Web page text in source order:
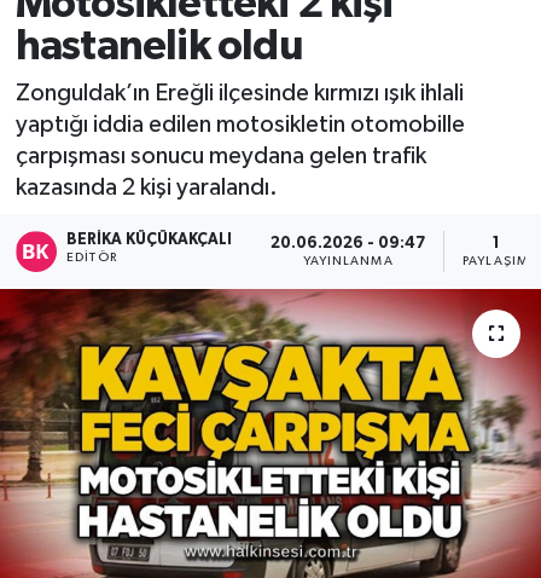
hastanelik oldu
Zonguldak’ın Ereğli ilçesinde kırmızı ışık ihlali
yaptığı iddia edilen motosikletin otomobille
çarpışması sonucu meydana gelen trafik
kazasında 2 kişi yaralandı.
BERIKA KÜÇÜKAKÇALI
EDITÖR
20.06.2026 - 09:47
YAYINLANMA
1
PAYLAŞIM
Asayiş
Bartın
Karabük
Devrek
Bolu
ÇEVRE
BİLİM VE TEKNOLOJİ
DUNYA
Düzce
Son Dakika Haberleri
Haber Arşivi